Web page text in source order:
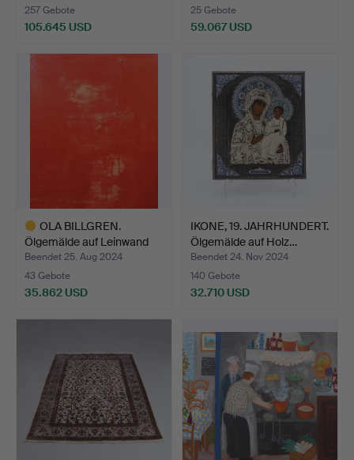
257 Gebote
105.645 USD
25 Gebote
59.067 USD
OLA BILLGREN.
Ölgemälde auf Leinwand
„Gesi…
Beendet 25. Aug 2024
43 Gebote
35.862 USD
IKONE, 19. JAHRHUNDERT.
Ölgemälde auf Holz…
Beendet 24. Nov 2024
140 Gebote
32.710 USD